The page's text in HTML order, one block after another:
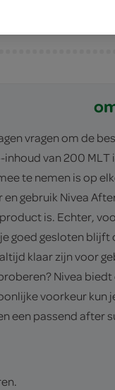
vragen om de
van 200
te nemen is
gebruik Nivea
is. Echter,
goed gesloten
klaar zijn voor
Nivea
voorkeur
passend after